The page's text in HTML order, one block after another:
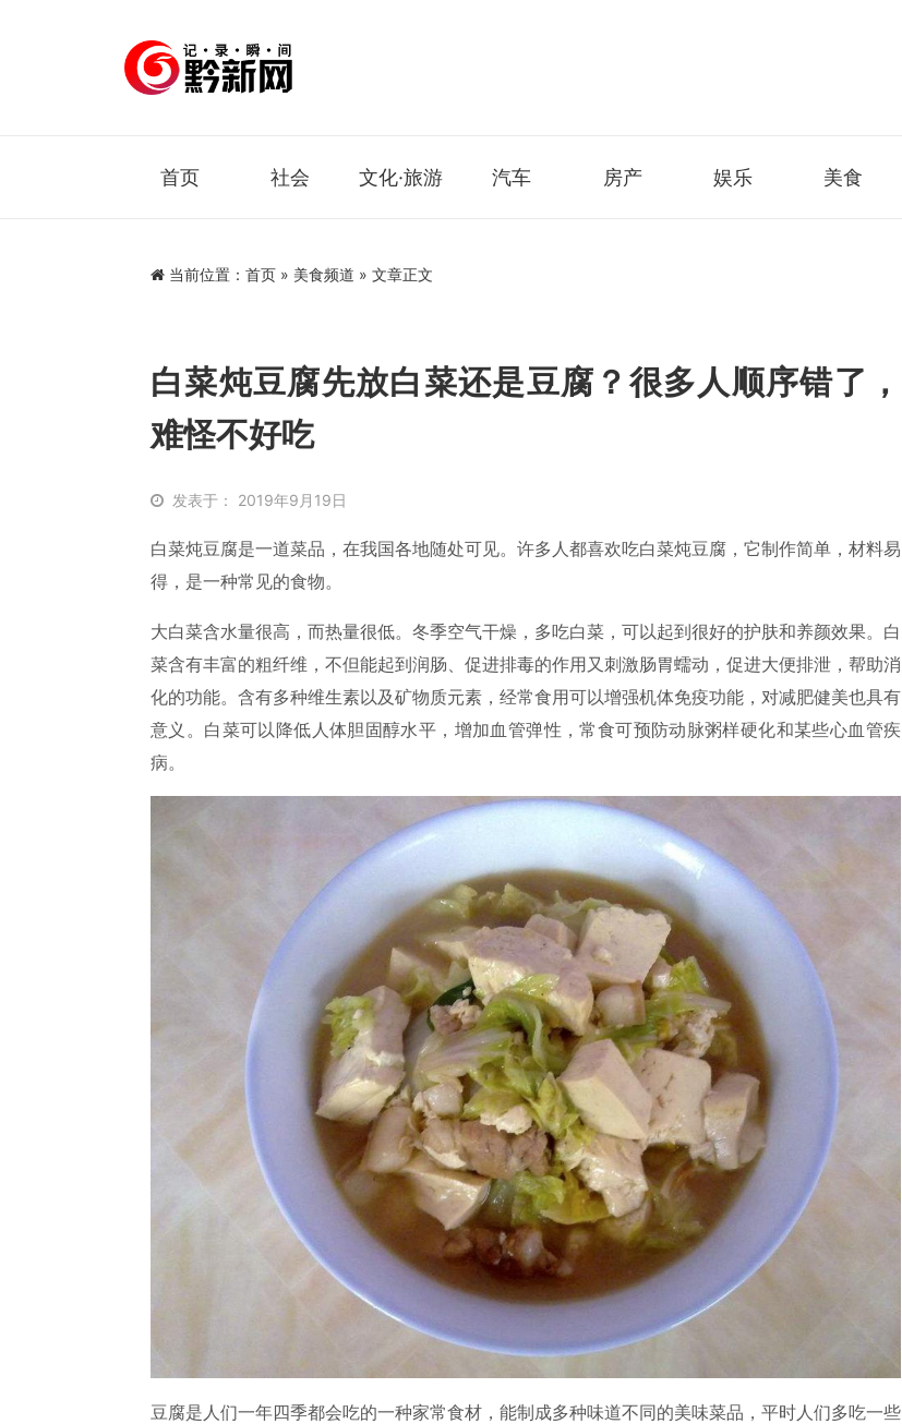
首页 社会 文化·旅游 汽车 房产 娱乐 美食
当前位置： 首页 » 美食频道 » 文章正文
白菜炖豆腐先放白菜还是豆腐？很多人顺序错了，
难怪不好吃
发表于： 2019年9月19日
白菜炖豆腐是一道菜品，在我国各地随处可见。许多人都喜欢吃白菜炖豆腐，它制作简单，材料易
得，是一种常见的食物。
大白菜含水量很高，而热量很低。冬季空气干燥，多吃白菜，可以起到很好的护肤和养颜效果。白
菜含有丰富的粗纤维，不但能起到润肠、促进排毒的作用又刺激肠胃蠕动，促进大便排泄，帮助消
化的功能。含有多种维生素以及矿物质元素，经常食用可以增强机体免疫功能，对减肥健美也具有
意义。白菜可以降低人体胆固醇水平，增加血管弹性，常食可预防动脉粥样硬化和某些心血管疾
病。
豆腐是人们一年四季都会吃的一种家常食材，能制成多种味道不同的美味菜品，平时人们多吃一些